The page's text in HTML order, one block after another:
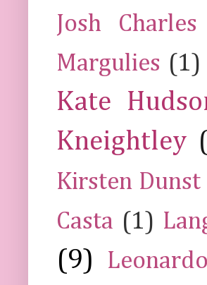
Josh Charles
Margulies (1)
Kate
Kneightley
Kirsten Dunst
Casta (1)
(9)